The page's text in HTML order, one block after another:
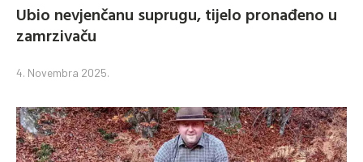
Ubio nevjenčanu suprugu, tijelo pronađeno u
zamrzivaču
4. Novembra 2025.